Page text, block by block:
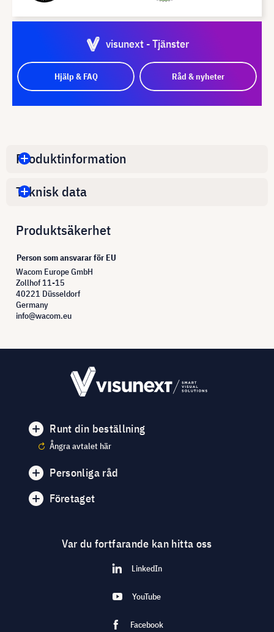
visunext - Tjänster
Hjälp & FAQ Råd & nyheter
Produktinformation
Teknisk data
Produktsäkerhet
Person som ansvarar för EU
Wacom Europe GmbH
Zollhof 11-15
40221 Düsseldorf
Germany
info@wacom.eu
Runt din beställning
Ångra avtalet här
Personliga råd
Företaget
Var du fortfarande kan hitta oss
LinkedIn
YouTube
Facebook